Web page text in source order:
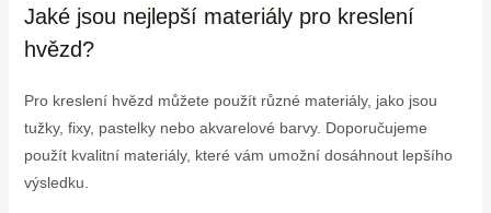
Jaké jsou nejlepší materiály pro kreslení
hvězd?
Pro kreslení hvězd můžete použít různé materiály, jako jsou
tužky, fixy, pastelky nebo akvarelové barvy. Doporučujeme
použít kvalitní materiály, které vám umožní dosáhnout lepšího
výsledku.